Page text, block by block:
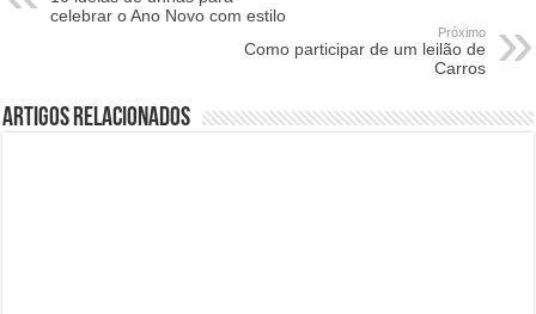
celebrar o Ano Novo com estilo
Próximo
Como participar de um leilão de
Carros
Artigos Relacionados